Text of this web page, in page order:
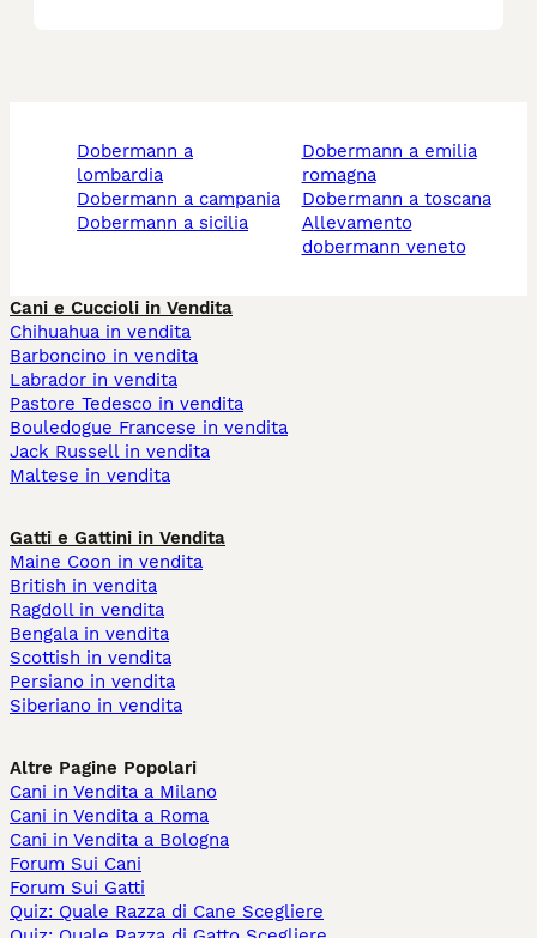
dobermann a
lombardia
dobermann a campania
dobermann a sicilia
dobermann a emilia
romagna
dobermann a toscana
allevamento
dobermann veneto
Cani e Cuccioli in Vendita
Chihuahua in vendita
Barboncino in vendita
Labrador in vendita
Pastore Tedesco in vendita
Bouledogue Francese in vendita
Jack Russell in vendita
Maltese in vendita
Gatti e Gattini in Vendita
Maine Coon in vendita
British in vendita
Ragdoll in vendita
Bengala in vendita
Scottish in vendita
Persiano in vendita
Siberiano in vendita
Altre Pagine Popolari
Cani in Vendita a Milano
Cani in Vendita a Roma
Cani in Vendita a Bologna
Forum Sui Cani
Forum Sui Gatti
Quiz: Quale Razza di Cane Scegliere